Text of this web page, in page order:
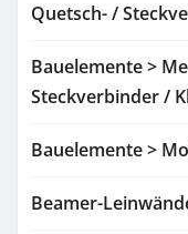
Quetsch- /
Bauelemente >
Steckverbinder /
Bauelemente >
Beamer-